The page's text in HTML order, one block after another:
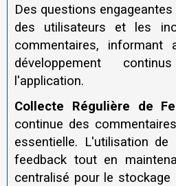
Des questions
des utilisateurs et les
commentaires,
développement
l'application.
Collecte Régulière de
continue des
essentielle. L'utilisation de
feedback tout en
centralisé pour le